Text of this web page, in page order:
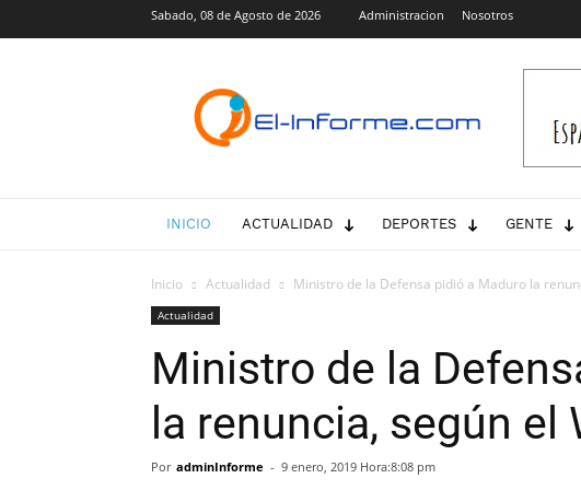
Sabado, 08 de Agosto de 2026 Administracion Nosotros
Informe.com
INICIO ACTUALIDAD DEPORTES GENTE
Inicio Actualidad Ministro de la Defensa pidió a Maduro la
Actualidad
Ministro de la
la renuncia, según
Por adminInforme - 9 enero, 2019 Hora:8:08 pm